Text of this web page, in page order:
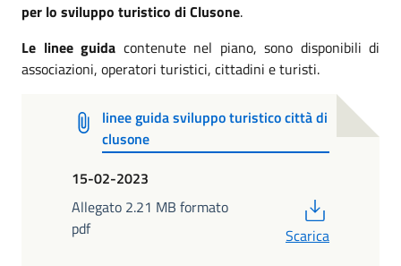
per lo sviluppo turistico di Clusone.
Le linee guida contenute nel piano, sono disponibili di
associazioni, operatori turistici, cittadini e turisti.
linee guida sviluppo turistico città di
clusone
15-02-2023
Allegato 2.21 MB formato
pdf
Scarica